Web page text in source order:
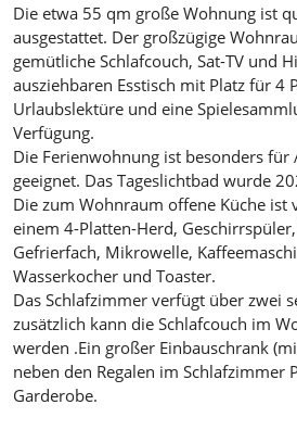
Die etwa 55 qm große Wohnung ist
ausgestattet. Der großzügige
gemütliche Schlafcouch, Sat-TV und
ausziehbaren Esstisch mit Platz für 4
Urlaubslektüre und eine
Verfügung.
Die Ferienwohnung ist besonders
geeignet. Das Tageslichtbad wurde
Die zum Wohnraum offene Küche ist
einem 4-Platten-Herd,
Gefrierfach, Mikrowelle,
Wasserkocher und Toaster.
Das Schlafzimmer verfügt über zwei
zusätzlich kann die Schlafcouch im
werden .Ein großer Einbauschrank
neben den Regalen im Schlafzimmer
Garderobe.